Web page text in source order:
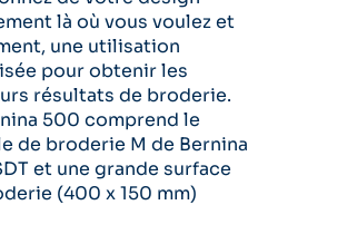
là où vous voulez et
une utilisation
pour obtenir les
résultats de broderie.
500 comprend le
de broderie M de Bernina
et une grande surface
(400 x 150 mm)